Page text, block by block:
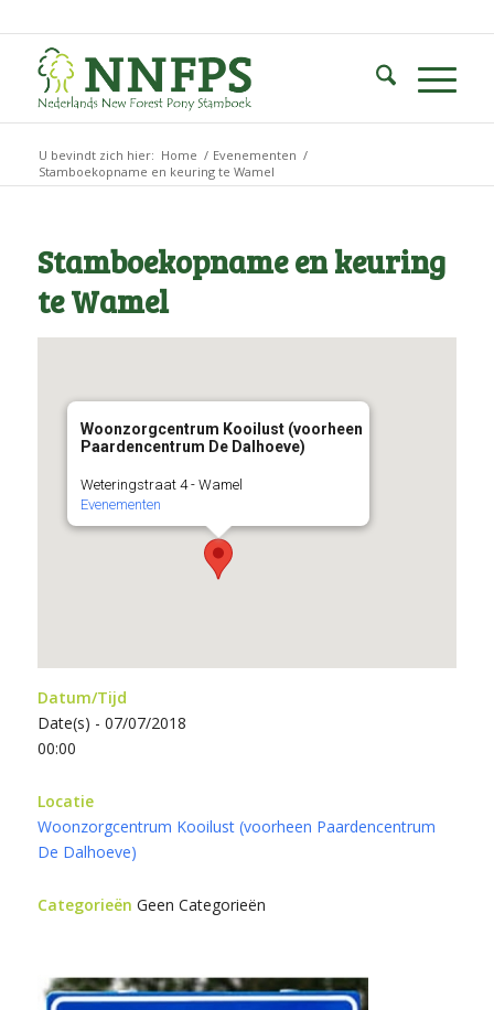
U bevindt zich hier: Home / Evenementen /
Stamboekopname en keuring te Wamel
Stamboekopname en keuring
te Wamel
Woonzorgcentrum Kooilust (voorheen
Paardencentrum De Dalhoeve)
Weteringstraat 4 - Wamel
Evenementen
Datum/Tijd
Date(s) - 07/07/2018
00:00
Locatie
Woonzorgcentrum Kooilust (voorheen Paardencentrum
De Dalhoeve)
Categorieën Geen Categorieën